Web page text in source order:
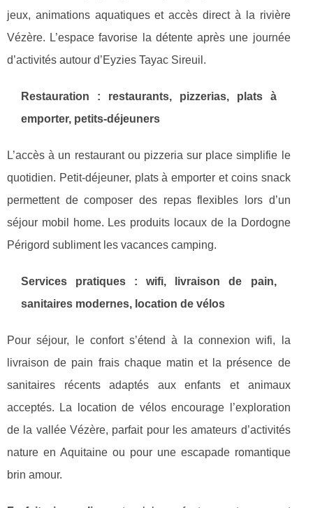
jeux, animations aquatiques et accès direct à la rivière
Vézère. L’espace favorise la détente après une journée
d’activités autour d’Eyzies Tayac Sireuil.
Restauration : restaurants, pizzerias, plats à
emporter, petits-déjeuners
L’accès à un restaurant ou pizzeria sur place simplifie le
quotidien. Petit-déjeuner, plats à emporter et coins snack
permettent de composer des repas flexibles lors d’un
séjour mobil home. Les produits locaux de la Dordogne
Périgord subliment les vacances camping.
Services pratiques : wifi, livraison de pain,
sanitaires modernes, location de vélos
Pour séjour, le confort s’étend à la connexion wifi, la
livraison de pain frais chaque matin et la présence de
sanitaires récents adaptés aux enfants et animaux
acceptés. La location de vélos encourage l’exploration
de la vallée Vézère, parfait pour les amateurs d’activités
nature en Aquitaine ou pour une escapade romantique
brin amour.